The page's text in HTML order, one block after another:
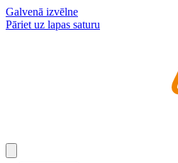
Galvenā izvēlne
Pāriet uz lapas saturu